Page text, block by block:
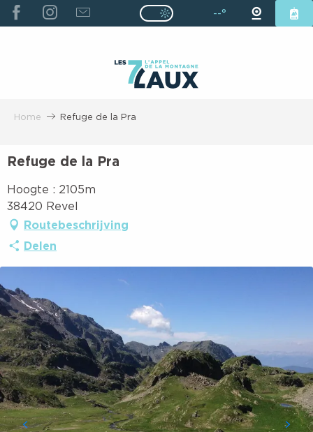
ALLER
AU
Page D’accueil Actuelle Été :
Page D’accueil Actuelle
--°
Home Refuge de la Pra
Refuge de la Pra
Hoogte : 2105m
38420 Revel
Routebeschrijving
Delen